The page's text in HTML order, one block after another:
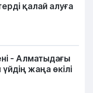
қалай алуға
- Алматыдағы
жаңа өкілі